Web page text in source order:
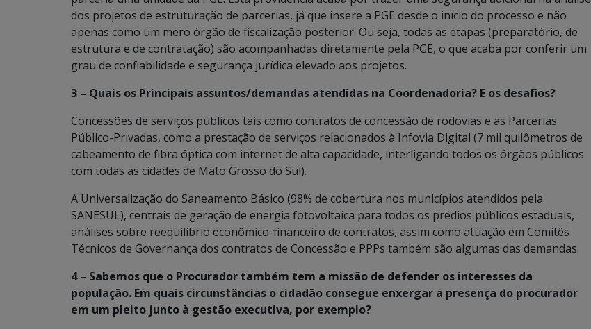
dos projetos de estruturação de parcerias, já que insere a PGE desde o início do processo e não
apenas como um mero órgão de fiscalização posterior. Ou seja, todas as etapas (preparatório, de
estrutura e de contratação) são acompanhadas diretamente pela PGE, o que acaba por conferir um
grau de confiabilidade e segurança jurídica elevado aos projetos.
3 – Quais os Principais assuntos/demandas atendidas na Coordenadoria? E os desafios?
Concessões de serviços públicos tais como contratos de concessão de rodovias e as Parcerias
Público-Privadas, como a prestação de serviços relacionados à Infovia Digital (7 mil quilômetros de
cabeamento de fibra óptica com internet de alta capacidade, interligando todos os órgãos públicos
com todas as cidades de Mato Grosso do Sul).
A Universalização do Saneamento Básico (98% de cobertura nos municípios atendidos pela
SANESUL), centrais de geração de energia fotovoltaica para todos os prédios públicos estaduais,
análises sobre reequilíbrio econômico-financeiro de contratos, assim como atuação em Comitês
Técnicos de Governança dos contratos de Concessão e PPPs também são algumas das demandas.
4 – Sabemos que o Procurador também tem a missão de defender os interesses da
população. Em quais circunstâncias o cidadão consegue enxergar a presença do procurador
em um pleito junto à gestão executiva, por exemplo?